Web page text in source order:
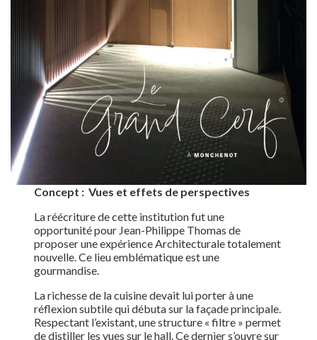
Concept : Vues et effets de perspectives
La réécriture de cette institution fut une
opportunité pour Jean-Philippe Thomas de
proposer une expérience Architecturale totalement
nouvelle. Ce lieu emblématique est une
gourmandise.
La richesse de la cuisine devait lui porter à une
réflexion subtile qui débuta sur la façade principale.
Respectant l’existant, une structure « filtre » permet
de distiller les vues sur le hall. Ce dernier s’ouvre sur